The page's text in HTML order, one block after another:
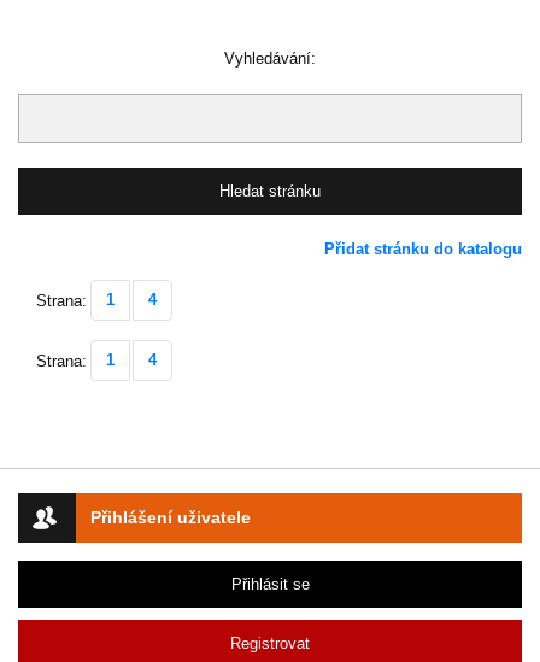
Přihlášení uživatele
Přihlásit se
Registrovat
Vyhledávání:
Přidat stránku do katalogu
Strana: 1 4
Strana: 1 4